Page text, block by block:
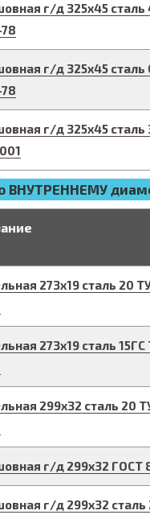
г/д 325х45 сталь
г/д 325х45 сталь
г/д 325х45 сталь
ВНУТРЕННЕМУ
273х19 сталь 20
273х19 сталь 15ГС
299х32 сталь 20
г/д 299х32 ГОСТ
г/д 299х32 сталь